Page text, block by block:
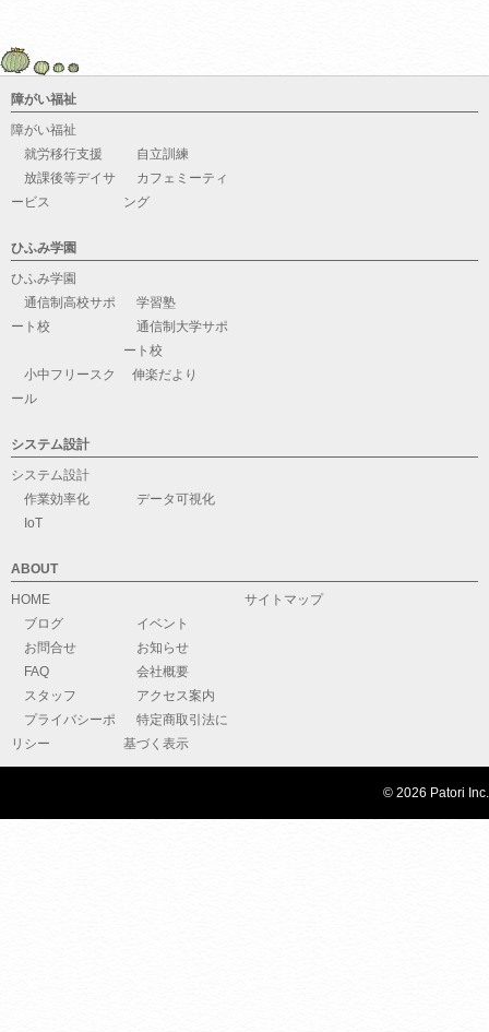
障がい福祉
障がい福祉
就労移行支援
自立訓練
放課後等デイサ
ービス
カフェミーティ
ング
ひふみ学園
ひふみ学園
通信制高校サポ
ート校
学習塾
通信制大学サポ
ート校
小中フリースク
ール
伸楽だより
システム設計
システム設計
作業効率化
データ可視化
IoT
ABOUT
HOME
ブログ
イベント
お問合せ
お知らせ
FAQ
会社概要
スタッフ
アクセス案内
プライバシーポ
リシー
特定商取引法に
基づく表示
サイトマップ
© 2026 Patori Inc.